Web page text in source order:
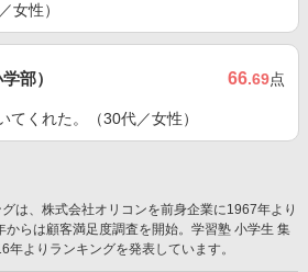
女性）
部） 66.69点
てくれた。（30代／女性）
は、株式会社オリコンを前身企業に1967年より
からは顧客満足度調査を開始。学習塾 小学生 集
年よりランキングを発表しています。